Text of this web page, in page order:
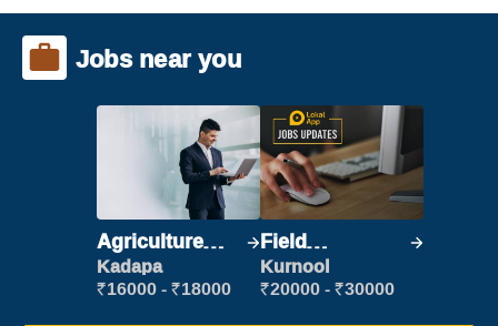
Jobs near you
Agriculture
Labour
Kadapa
₹16000 - ₹18000
Field
Marketing
Executive
Kurnool
₹20000 - ₹30000